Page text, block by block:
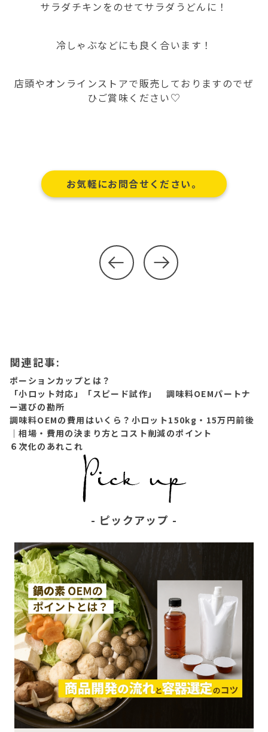
サラダチキンをのせてサラダうどんに！
冷しゃぶなどにも良く合います！
店頭やオンラインストアで販売しておりますのでぜ
ひご賞味ください♡
お気軽にお問合せください。
関連記事:
ポーションカップとは？
「小ロット対応」「スピード試作」 調味料OEMパートナ
ー選びの勘所
調味料OEMの費用はいくら？小ロット150kg・15万円前後
｜相場・費用の決まり方とコスト削減のポイント
６次化のあれこれ
ピックアップ